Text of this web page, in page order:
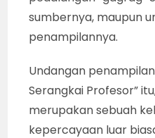
kepada iMNews.id
pementasan itu sejak
menjelang hingga
(17/8) tadi pagi. Dari
praktik seni
saat ini, proses
pedalangan “gagrag”